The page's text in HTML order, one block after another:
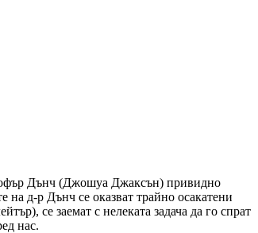
Дънч (Джошуа Джаксън) привидно
на д-р Дънч се оказват трайно осакатени
се заемат с нелеката задача да го спрат
нас.